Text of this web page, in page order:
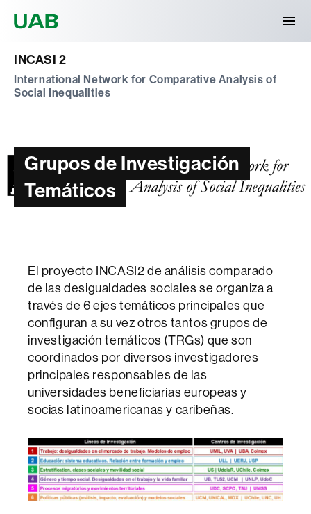
INCASI 2
International Network for Comparative Analysis of
Social Inequalities
Grupos de Investigación
Temáticos
El proyecto INCASI2 de análisis comparado
de las desigualdades sociales se organiza a
través de 6 ejes temáticos principales que
configuran a su vez otros tantos grupos de
investigación temáticos (TRGs) que son
coordinados por diversos investigadores
principales responsables de las
universidades beneficiarias europeas y
socias latinoamericanas y caribeñas.